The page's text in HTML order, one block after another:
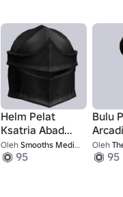
Helm Pelat
Ksatria Abad
Pertengahan
Hitam
Oleh Smooths Medieval Dungeon
95
Bulu
Oleh
95